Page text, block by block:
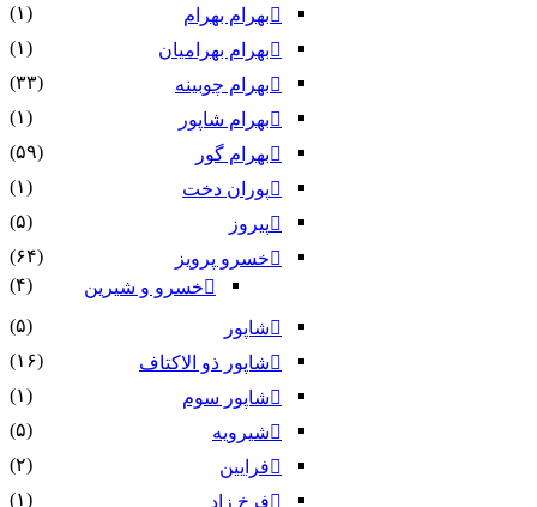
بهرام بهرام
(۱)
بهرام بهرامیان‏
(۱)
بهرام چوبینه
(۳۳)
بهرام شاپور
(۱)
بهرام گور
(۵۹)
پوران دخت
(۱)
پیروز
(۵)
خسرو پرویز
(۶۴)
خسرو و شیرین
(۴)
شاپور
(۵)
شاپور ذو الاکتاف
(۱۶)
شاپور سوم‏
(۱)
شیرویه
(۵)
فرایین
(۲)
فرخ زاد
(۱)